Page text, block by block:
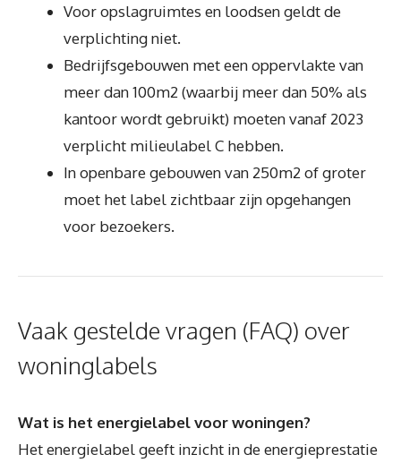
Voor opslagruimtes en loodsen geldt de
verplichting niet.
Bedrijfsgebouwen met een oppervlakte van
meer dan 100m2 (waarbij meer dan 50% als
kantoor wordt gebruikt) moeten vanaf 2023
verplicht milieulabel C hebben.
In openbare gebouwen van 250m2 of groter
moet het label zichtbaar zijn opgehangen
voor bezoekers.
Vaak gestelde vragen (FAQ) over
woninglabels
Wat is het energielabel voor woningen?
Het energielabel geeft inzicht in de energieprestatie